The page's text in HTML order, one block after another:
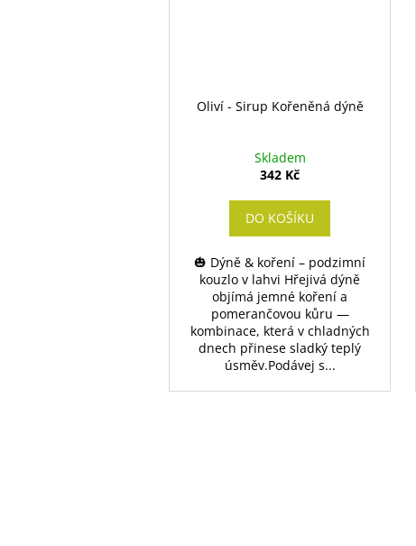
Oliví - Sirup Kořeněná dýně
Skladem
342 Kč
DO KOŠÍKU
🎃 Dýně & koření – podzimní
kouzlo v lahvi Hřejivá dýně
objímá jemné koření a
pomerančovou kůru —
kombinace, která v chladných
dnech přinese sladký teplý
úsměv.Podávej s...